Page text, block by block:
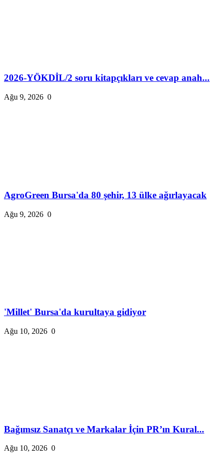
2026-YÖKDİL/2 soru kitapçıkları ve cevap anah...
Ağu 9, 2026 0
AgroGreen Bursa'da 80 şehir, 13 ülke ağırlayacak
Ağu 9, 2026 0
'Millet' Bursa'da kurultaya gidiyor
Ağu 10, 2026 0
Bağımsız Sanatçı ve Markalar İçin PR’ın Kural...
Ağu 10, 2026 0